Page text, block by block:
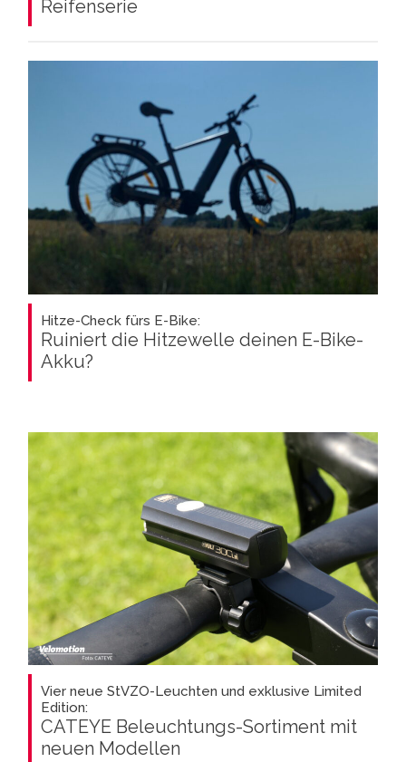
Reifenserie
Hitze-Check fürs E-Bike:
Ruiniert die Hitzewelle deinen E-Bike-
Akku?
Vier neue StVZO-Leuchten und exklusive Limited
Edition:
CATEYE Beleuchtungs-Sortiment mit
neuen Modellen